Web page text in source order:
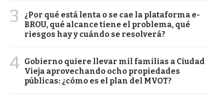
3
¿Por qué está lenta o se cae la plataforma e-
BROU, qué alcance tiene el problema, qué
riesgos hay y cuándo se resolverá?
4 Gobierno quiere llevar mil familias a Ciudad
Vieja aprovechando ocho propiedades
públicas: ¿cómo es el plan del MVOT?